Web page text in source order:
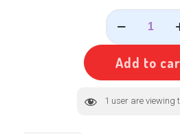
தலைவன்
தலைவி
quantity
Add to
1 user are viewing